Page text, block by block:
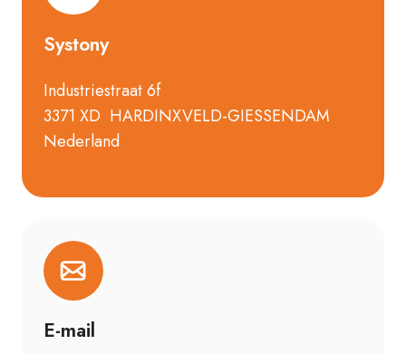
Systony
Industriestraat 6f
3371 XD HARDINXVELD-GIESSENDAM
Nederland
E-mail